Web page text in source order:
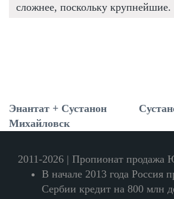
сложнее, поскольку крупнейшие.
Энантат + Сустанон
Михайловск
2011-2026 | Пропионат продажа
В начале 2013 года Россия
Сербии кредит на 800 млн